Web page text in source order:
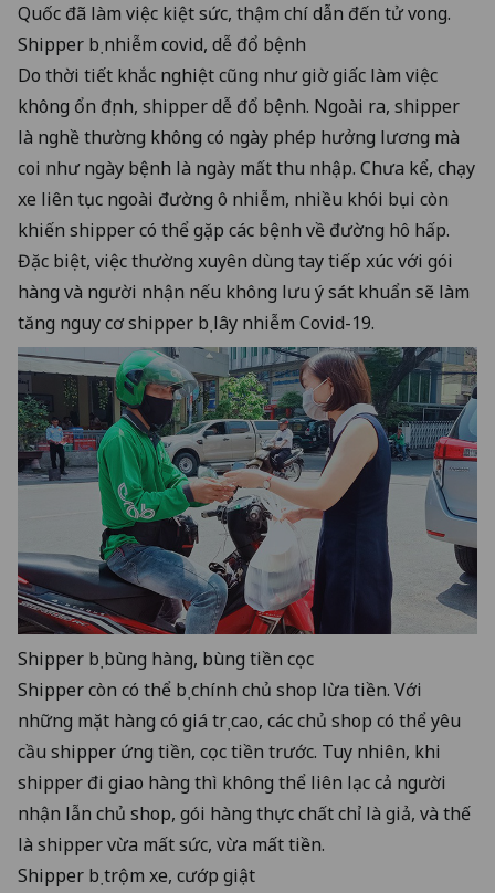
Quốc đã làm việc kiệt sức, thậm chí dẫn đến tử vong.
Shipper bị nhiễm covid, dễ đổ bệnh
Do thời tiết khắc nghiệt cũng như giờ giấc làm việc
không ổn định, shipper dễ đổ bệnh. Ngoài ra, shipper
là nghề thường không có ngày phép hưởng lương mà
coi như ngày bệnh là ngày mất thu nhập. Chưa kể, chạy
xe liên tục ngoài đường ô nhiễm, nhiều khói bụi còn
khiến shipper có thể gặp các bệnh về đường hô hấp.
Đặc biệt, việc thường xuyên dùng tay tiếp xúc với gói
hàng và người nhận nếu không lưu ý sát khuẩn sẽ làm
tăng nguy cơ shipper bị lây nhiễm Covid-19.
Shipper bị bùng hàng, bùng tiền cọc
Shipper còn có thể bị chính chủ shop lừa tiền. Với
những mặt hàng có giá trị cao, các chủ shop có thể yêu
cầu shipper ứng tiền, cọc tiền trước. Tuy nhiên, khi
shipper đi giao hàng thì không thể liên lạc cả người
nhận lẫn chủ shop, gói hàng thực chất chỉ là giả, và thế
là shipper vừa mất sức, vừa mất tiền.
Shipper bị trộm xe, cướp giật